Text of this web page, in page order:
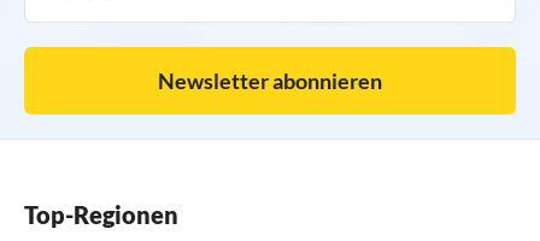
Newsletter abonnieren
Top-Regionen